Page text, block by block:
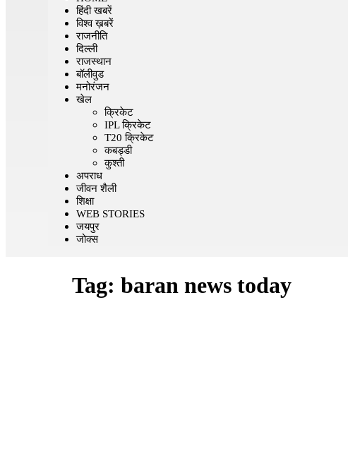
हिंदी खबरें
विश्व ख़बरें
राजनीति
दिल्ली
राजस्थान
बॉलीवुड
मनोरंजन
खेल
क्रिकेट
IPL क्रिकेट
T20 क्रिकेट
कबड्डी
कुश्ती
अपराध
जीवन शैली
शिक्षा
WEB STORIES
जयपुर
जोक्स
Tag: baran news today